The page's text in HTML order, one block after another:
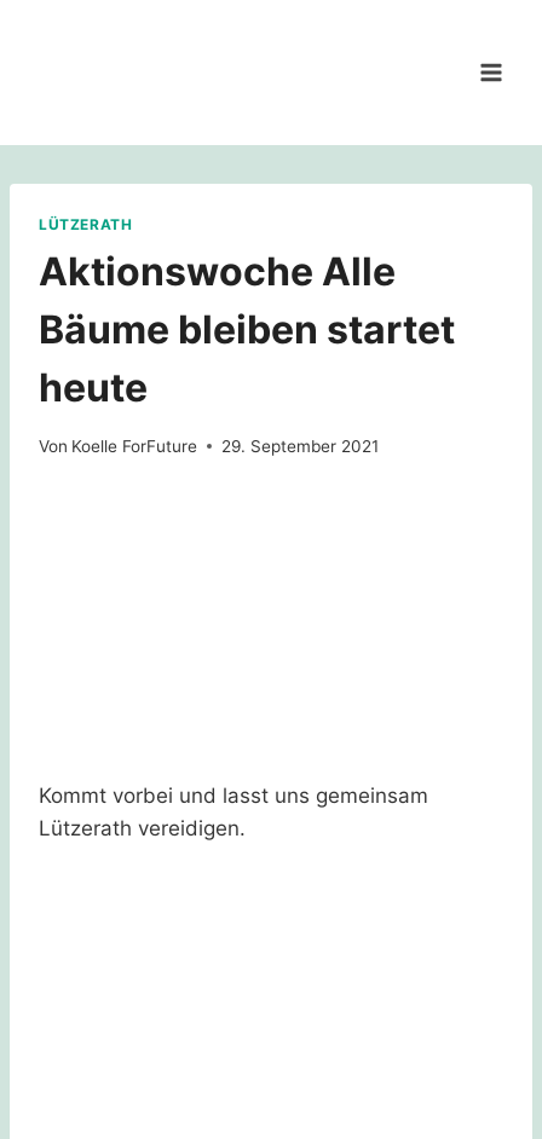
LÜTZERATH
Aktionswoche Alle
Bäume bleiben startet
heute
Von Koelle ForFuture 29. September 2021
Kommt vorbei und lasst uns gemeinsam
Lützerath vereidigen.